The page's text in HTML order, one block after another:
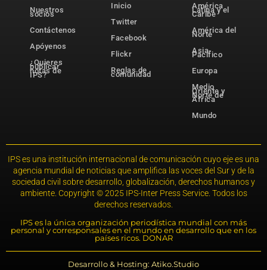
Nuestros
socios
Contáctenos
Apóyenos
¿Quieres
publicar
notas de
IPS?
Inicio
Twitter
Facebook
Flickr
Reglas de
comunidad
América
Latina y el
Caribe
América del
Norte
Asia-
Pacífico
Europa
Medio
Oriente y
Norte de
África
Mundo
IPS es una institución internacional de comunicación cuyo eje es una
agencia mundial de noticias que amplifica las voces del Sur y de la
sociedad civil sobre desarrollo, globalización, derechos humanos y
ambiente. Copyright © 2025 IPS-Inter Press Service. Todos los
derechos reservados.
IPS es la única organización periodística mundial con más
personal y corresponsales en el mundo en desarrollo que en los
países ricos. DONAR
Desarrollo & Hosting: Atiko.Studio